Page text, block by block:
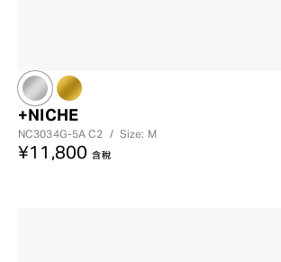
+NICHE
NC3034G-5AC2 / Size: M
¥11,800 含稅